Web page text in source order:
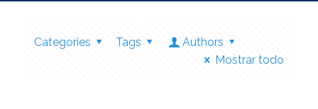
Categories Tags
Authors
Mostrar todo